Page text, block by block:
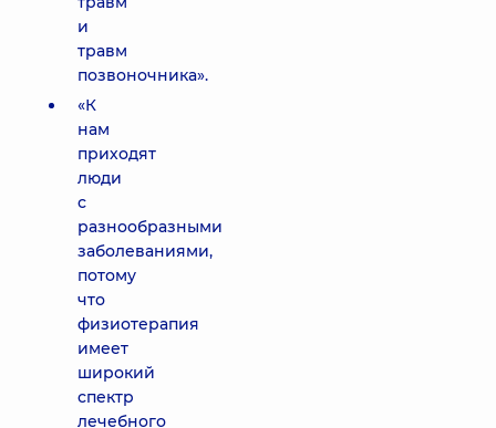
и
травм
позвоночника».
«К
нам
приходят
люди
с
разнообразными
заболеваниями,
потому
что
физиотерапия
имеет
широкий
спектр
лечебного